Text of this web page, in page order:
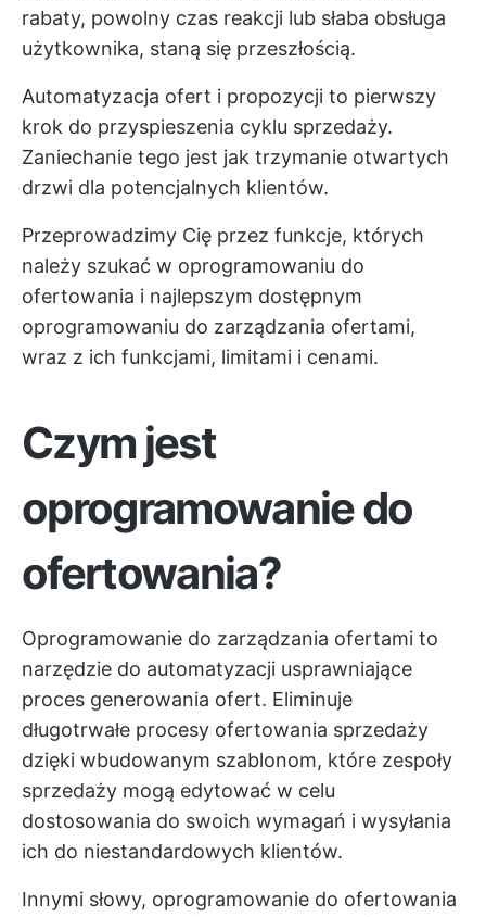
rabaty, powolny czas reakcji lub słaba obsługa
użytkownika, staną się przeszłością.
Automatyzacja ofert i propozycji to pierwszy
krok do przyspieszenia cyklu sprzedaży.
Zaniechanie tego jest jak trzymanie otwartych
drzwi dla potencjalnych klientów.
Przeprowadzimy Cię przez funkcje, których
należy szukać w oprogramowaniu do
ofertowania i najlepszym dostępnym
oprogramowaniu do zarządzania ofertami,
wraz z ich funkcjami, limitami i cenami.
Czym jest
oprogramowanie do
ofertowania?
Oprogramowanie do zarządzania ofertami to
narzędzie do automatyzacji usprawniające
proces generowania ofert. Eliminuje
długotrwałe procesy ofertowania sprzedaży
dzięki wbudowanym szablonom, które zespoły
sprzedaży mogą edytować w celu
dostosowania do swoich wymagań i wysyłania
ich do niestandardowych klientów.
Innymi słowy, oprogramowanie do ofertowania